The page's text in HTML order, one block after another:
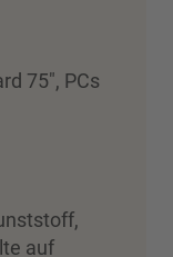
75", PCs
auf